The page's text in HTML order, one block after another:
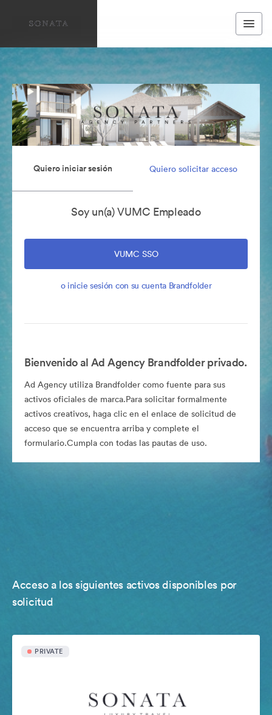
Quiero iniciar sesión Quiero solicitar acceso
Soy un(a) VUMC Empleado
VUMC SSO
o inicie sesión con su cuenta Brandfolder
Bienvenido al Ad Agency Brandfolder privado.
Ad Agency utiliza Brandfolder como fuente para sus
activos oficiales de marca.Para solicitar formalmente
activos creativos, haga clic en el enlace de solicitud de
acceso que se encuentra arriba y complete el
formulario.Cumpla con todas las pautas de uso.
Acceso a los siguientes activos disponibles por
solicitud
PRIVATE